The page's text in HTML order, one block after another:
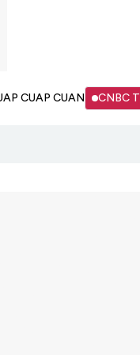
CUAP CUAN CNBC